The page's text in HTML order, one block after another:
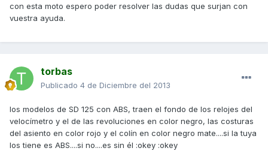
con esta moto espero poder resolver las dudas que surjan con
vuestra ayuda.
torbas
Publicado 4 de Diciembre del 2013
los modelos de SD 125 con ABS, traen el fondo de los relojes del
velocímetro y el de las revoluciones en color negro, las costuras
del asiento en color rojo y el colín en color negro mate....si la tuya
los tiene es ABS....si no....es sin él :okey :okey